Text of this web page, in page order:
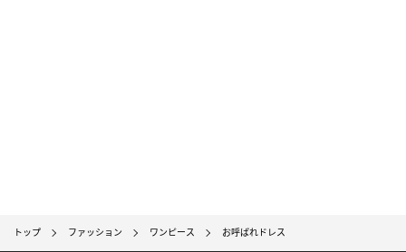
トップ ファッション ワンピース お呼ばれドレス